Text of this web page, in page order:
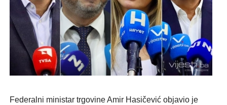
Federalni ministar trgovine Amir Hasičević objavio je